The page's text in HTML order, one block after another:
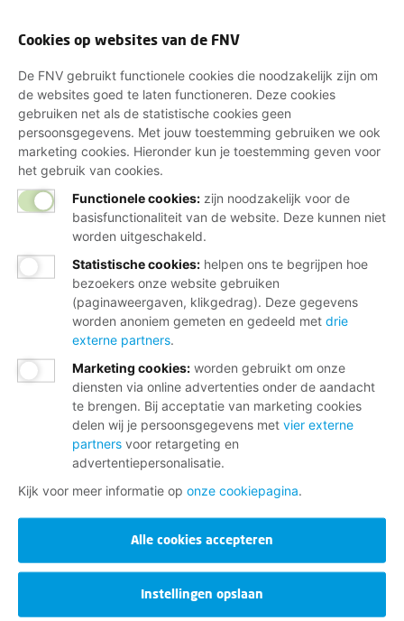
Cookies op websites van de FNV
De FNV gebruikt functionele cookies die noodzakelijk zijn om
de websites goed te laten functioneren. Deze cookies
gebruiken net als de statistische cookies geen
persoonsgegevens. Met jouw toestemming gebruiken we ook
marketing cookies. Hieronder kun je toestemming geven voor
het gebruik van cookies.
Functionele cookies: zijn noodzakelijk voor de
basisfunctionaliteit van de website. Deze kunnen niet
worden uitgeschakeld.
Statistische cookies: helpen ons te begrijpen hoe
bezoekers onze website gebruiken
(paginaweergaven, klikgedrag). Deze gegevens
worden anoniem gemeten en gedeeld met drie
externe partners.
Marketing cookies: worden gebruikt om onze
diensten via online advertenties onder de aandacht
te brengen. Bij acceptatie van marketing cookies
delen wij je persoonsgegevens met vier externe
partners voor retargeting en
advertentiepersonalisatie.
Kijk voor meer informatie op onze cookiepagina.
Alle cookies accepteren
Instellingen opslaan